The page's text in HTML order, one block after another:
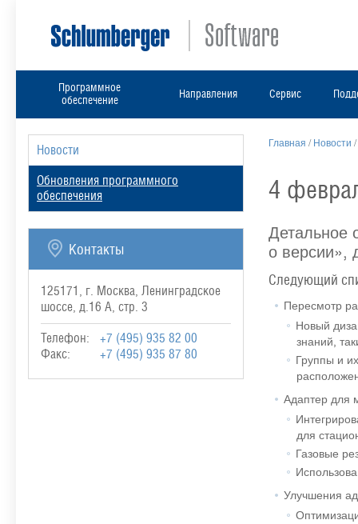
Программное
обеспечение
Направления Сервис
Новости
Обновления программного
обеспечения
Контакты
125171, г. Москва, Ленинградское
шоссе, д.16 А, стр. 3
Телефон:
+7 (495) 935 82 00
Факс:
+7 (495) 935 87 80
Главная /Новости /
4
Детальное
о версии»,
Следующий
Пересмотр
Новый
знаний,
Группы и
Адаптер для
для
Газовые
Улучшения